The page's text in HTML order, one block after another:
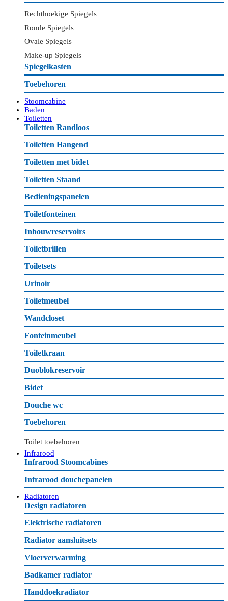
Rechthoekige Spiegels
Ronde Spiegels
Ovale Spiegels
Make-up Spiegels
Spiegelkasten
Toebehoren
Stoomcabine
Baden
Toiletten
Toiletten Randloos
Toiletten Hangend
Toiletten met bidet
Toiletten Staand
Bedieningspanelen
Toiletfonteinen
Inbouwreservoirs
Toiletbrillen
Toiletsets
Urinoir
Toiletmeubel
Wandcloset
Fonteinmeubel
Toiletkraan
Duoblokreservoir
Bidet
Douche wc
Toebehoren
Toilet toebehoren
Infrarood
Infrarood Stoomcabines
Infrarood douchepanelen
Radiatoren
Design radiatoren
Elektrische radiatoren
Radiator aansluitsets
Vloerverwarming
Badkamer radiator
Handdoekradiator